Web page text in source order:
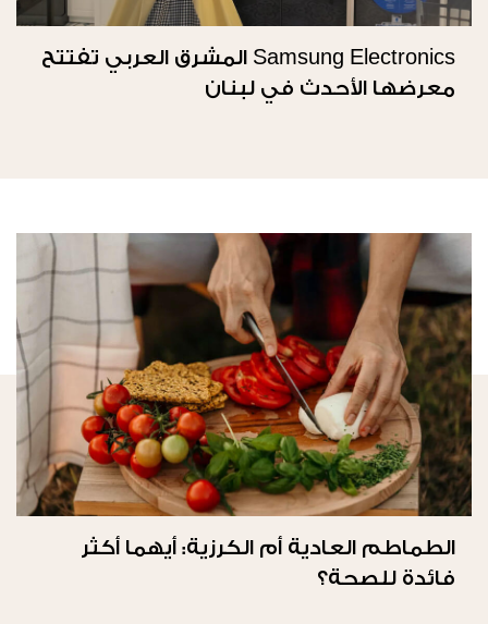
Samsung Electronics المشرق العربي تفتتح
معرضها الأحدث في لبنان
الطماطم العادية أم الكرزية: أيهما أكثر
فائدة للصحة؟